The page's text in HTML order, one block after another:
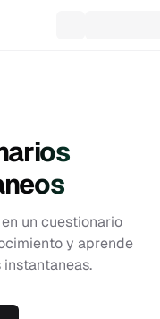
un cuestionario
y aprende